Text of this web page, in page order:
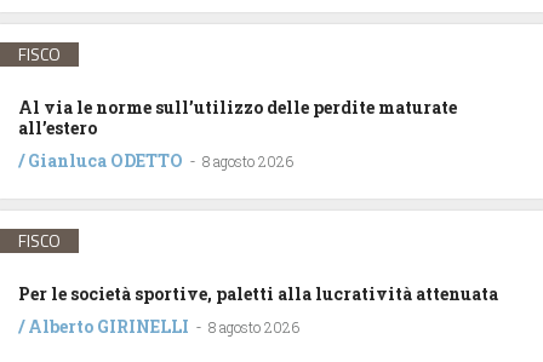
FISCO
Al via le norme sull’utilizzo delle perdite maturate
all’estero
/Gianluca ODETTO - 8 agosto 2026
FISCO
Per le società sportive, paletti alla lucratività attenuata
/Alberto GIRINELLI - 8 agosto 2026